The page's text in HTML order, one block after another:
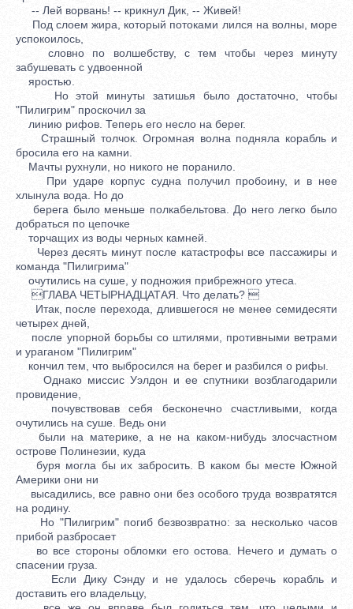
-- Лей ворвань! -- крикнул Дик, -- Живей!
Под слоем жира, который потоками лился на волны, море
успокоилось,
словно по волшебству, с тем чтобы через минуту
забушевать с удвоенной
яростью.
Но этой минуты затишья было достаточно, чтобы
"Пилигрим" проскочил за
линию рифов. Теперь его несло на берег.
Страшный толчок. Огромная волна подняла корабль и
бросила его на камни.
Мачты рухнули, но никого не поранило.
При ударе корпус судна получил пробоину, и в нее
хлынула вода. Но до
берега было меньше полкабельтова. До него легко было
добраться по цепочке
торчащих из воды черных камней.
Через десять минут после катастрофы все пассажиры и
команда "Пилигрима"
очутились на суше, у подножия прибрежного утеса.
ГЛАВА ЧЕТЫРНАДЦАТАЯ. Что делать? 
Итак, после перехода, длившегося не менее семидесяти
четырех дней,
после упорной борьбы со штилями, противными ветрами
и ураганом "Пилигрим"
кончил тем, что выбросился на берег и разбился о рифы.
Однако миссис Уэлдон и ее спутники возблагодарили
провидение,
почувствовав себя бесконечно счастливыми, когда
очутились на суше. Ведь они
были на материке, а не на каком-нибудь злосчастном
острове Полинезии, куда
буря могла бы их забросить. В каком бы месте Южной
Америки они ни
высадились, все равно они без особого труда возвратятся
на родину.
Но "Пилигрим" погиб безвозвратно: за несколько часов
прибой разбросает
во все стороны обломки его остова. Нечего и думать о
спасении груза.
Если Дику Сэнду и не удалось сберечь корабль и
доставить его владельцу,